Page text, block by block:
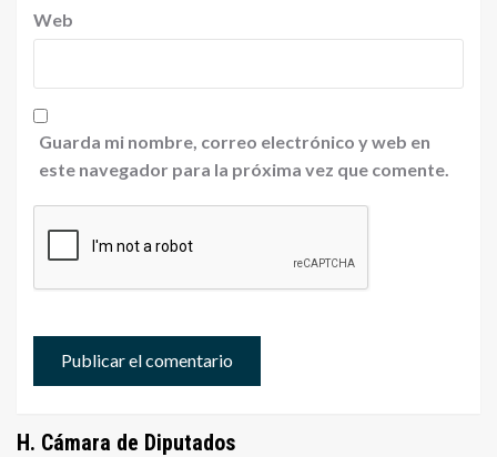
Web
Guarda mi nombre, correo electrónico y web en
este navegador para la próxima vez que comente.
H. Cámara de Diputados